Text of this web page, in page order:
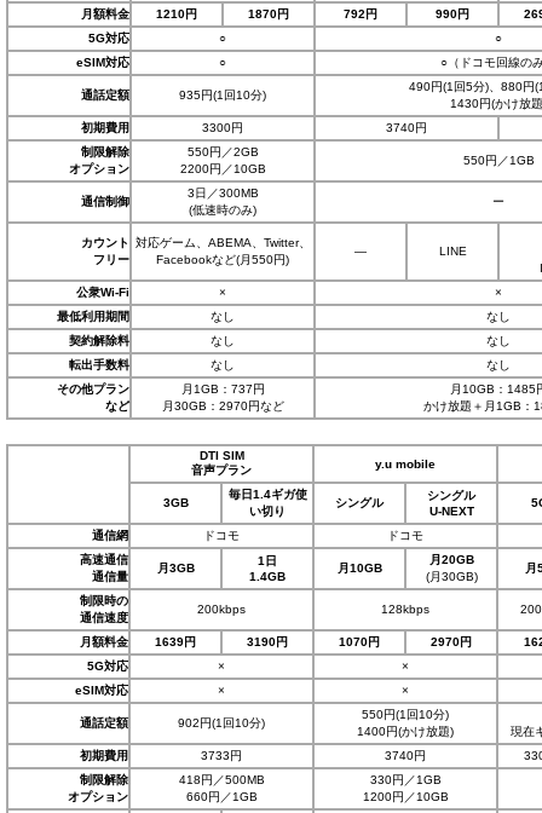
月額料金 1210円 1870円 792円 990円
5G対応
○
○
eSIM対応
○ ○（ドコモ回線の
通話定額 935円(1回10分)
490円(1回5分)、880円
1430円(かけ放
初期費用
3300円
3740円
制限解除
オプション
550円／2GB
2200円／10GB
550円／1GB
通信制御
3日／300MB
(低速時のみ)
ー
カウント
フリー
対応ゲーム、ABEMA、Twitter、
Facebookなど(月550円)
―
LINE
公衆Wi-Fi
×
×
最低利用期間
なし
なし
契約解除料
なし
なし
転出手数料
なし
なし
その他プラン
など
月1GB：737円
月30GB：2970円など
月10GB：1485
かけ放題＋月1GB：
DTI SIM
音声プラン
y.u mobile
3GB
毎日1.4ギガ使
い切り
シングル
シングル
U-NEXT
通信網 ドコモ
ドコモ
高速通信
通信量
月3GB
1日
1.4GB
月10GB
月20GB
(月30GB)
月
制限時の
通信速度
200kbps 128kbps
月額料金 1639円 3190円 1070円 2970円
5G対応
×
×
eSIM対応
× ×
通話定額 902円(1回10分)
550円(1回10分)
1400円(かけ放題)
現在
初期費用
3733円 3740円
制限解除
オプション
418円／500MB
660円／1GB
330円／1GB
1200円／10GB